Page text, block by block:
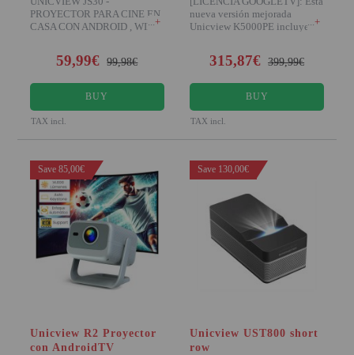
PROYECTOR PARA CINE EN
CASA CON ANDROID , WIFI,+
59,99€ 99,98€
BUY
TAX incl.
nueva versión mejorada
Unicview K5000PE incluye el+
315,87€ 399,99€
BUY
TAX incl.
Save 85,00€
Unicview R2 Proyector
con AndroidTV
Save 130,00€
Unicview UST800 short
row